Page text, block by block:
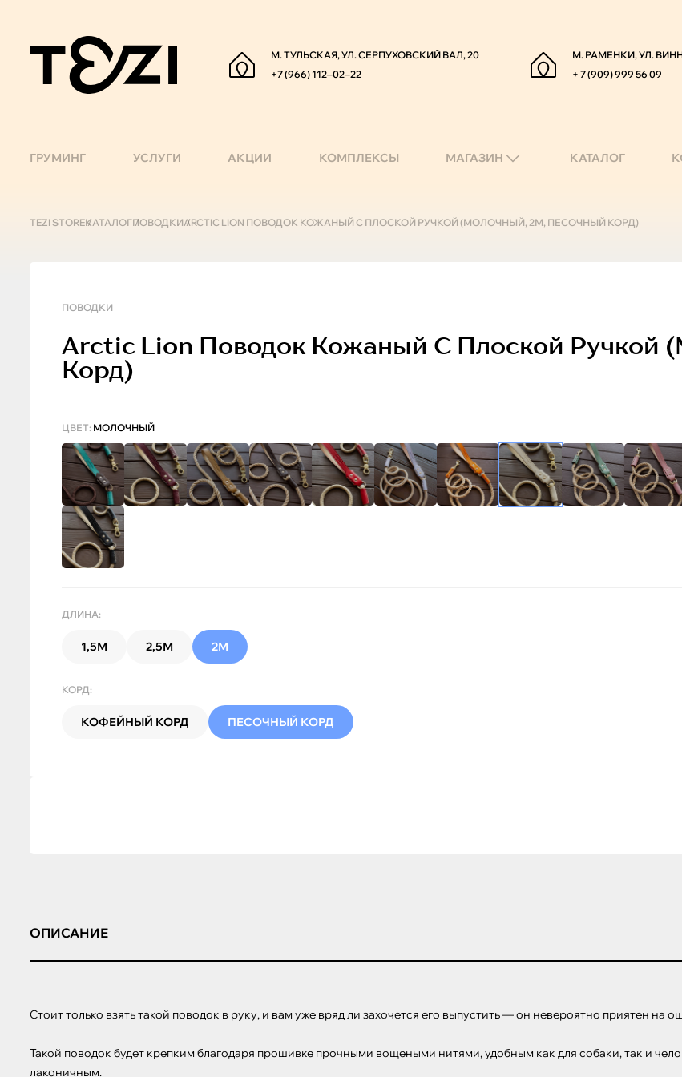
М. ТУЛЬСКАЯ, УЛ. СЕРПУХОВСКИЙ ВАЛ, 20
+7 (966) 112‒02‒22
М. РАМЕНКИ, УЛ.
+ 7 (909) 999 56 09
ГРУМИНГ УСЛУГИ АКЦИИ КОМПЛЕКСЫ МАГАЗИН КАТАЛОГ
TEZI STOREКАТАЛОГПОВОДКИARCTIC LION ПОВОДОК КОЖАНЫЙ С ПЛОСКОЙ РУЧКОЙ (МОЛОЧНЫЙ, 2М, ПЕСОЧНЫЙ КОРД)
ПОВОДКИ
Arctic Lion Поводок Кожаный С Плоской Ручкой
Корд)
ЦВЕТ: МОЛОЧНЫЙ
ДЛИНА:
1,5М 2,5М 2М
КОРД:
КОФЕЙНЫЙ КОРД ПЕСОЧНЫЙ КОРД
ОПИСАНИЕ
Стоит только взять такой поводок в руку, и вам уже вряд ли захочется его выпустить — он невероятно приятен на
Такой поводок будет крепким благодаря прошивке прочными вощеными нитями, удобным как для собаки, так и
лаконичным.